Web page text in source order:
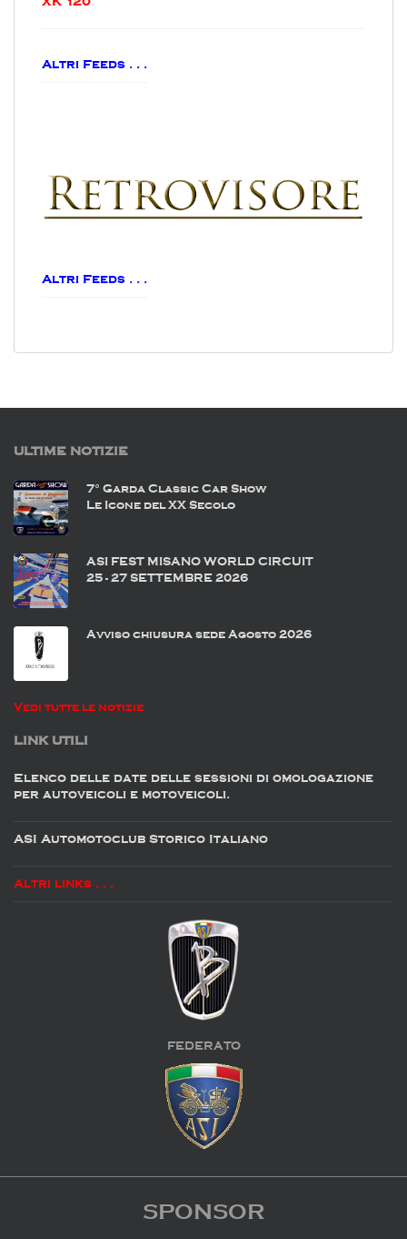
Altri Feeds . . .
Altri Feeds . . .
ULTIME NOTIZIE
7° Garda Classic Car Show
Le Icone del XX Secolo
ASI FEST MISANO WORLD CIRCUIT
25 - 27 SETTEMBRE 2026
Avviso chiusura sede Agosto 2026
Vedi tutte le notizie
LINK UTILI
Elenco delle date delle sessioni di omologazione
per autoveicoli e motoveicoli.
ASI Automotoclub Storico Italiano
Altri links . . .
FEDERATO
SPONSOR